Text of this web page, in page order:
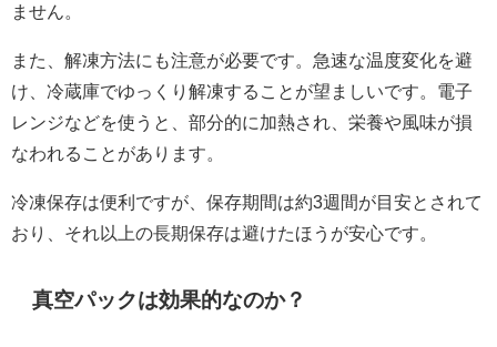
ません。
また、解凍方法にも注意が必要です。急速な温度変化を避
け、冷蔵庫でゆっくり解凍することが望ましいです。電子
レンジなどを使うと、部分的に加熱され、栄養や風味が損
なわれることがあります。
冷凍保存は便利ですが、保存期間は約3週間が目安とされて
おり、それ以上の長期保存は避けたほうが安心です。
真空パックは効果的なのか？